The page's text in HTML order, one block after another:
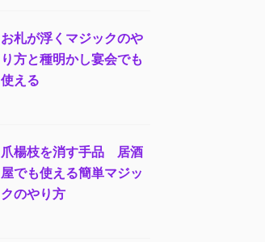
お札が浮くマジックのや
り方と種明かし宴会でも
使える
爪楊枝を消す手品 居酒
屋でも使える簡単マジッ
クのやり方